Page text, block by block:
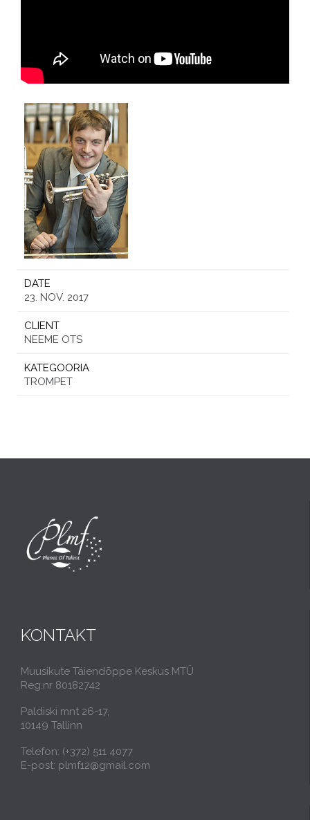
DATE
23. NOV. 2017
CLIENT
NEEME OTS
KATEGOORIA
TROMPET
KONTAKT
Muusikute Täiendõppe Keskus MTÜ
Reg.nr 80182742
Paldiski mnt 26-17,
10149 Tallinn
Telefon: (+372) 511 4077
E-post: plmf12@gmail.com